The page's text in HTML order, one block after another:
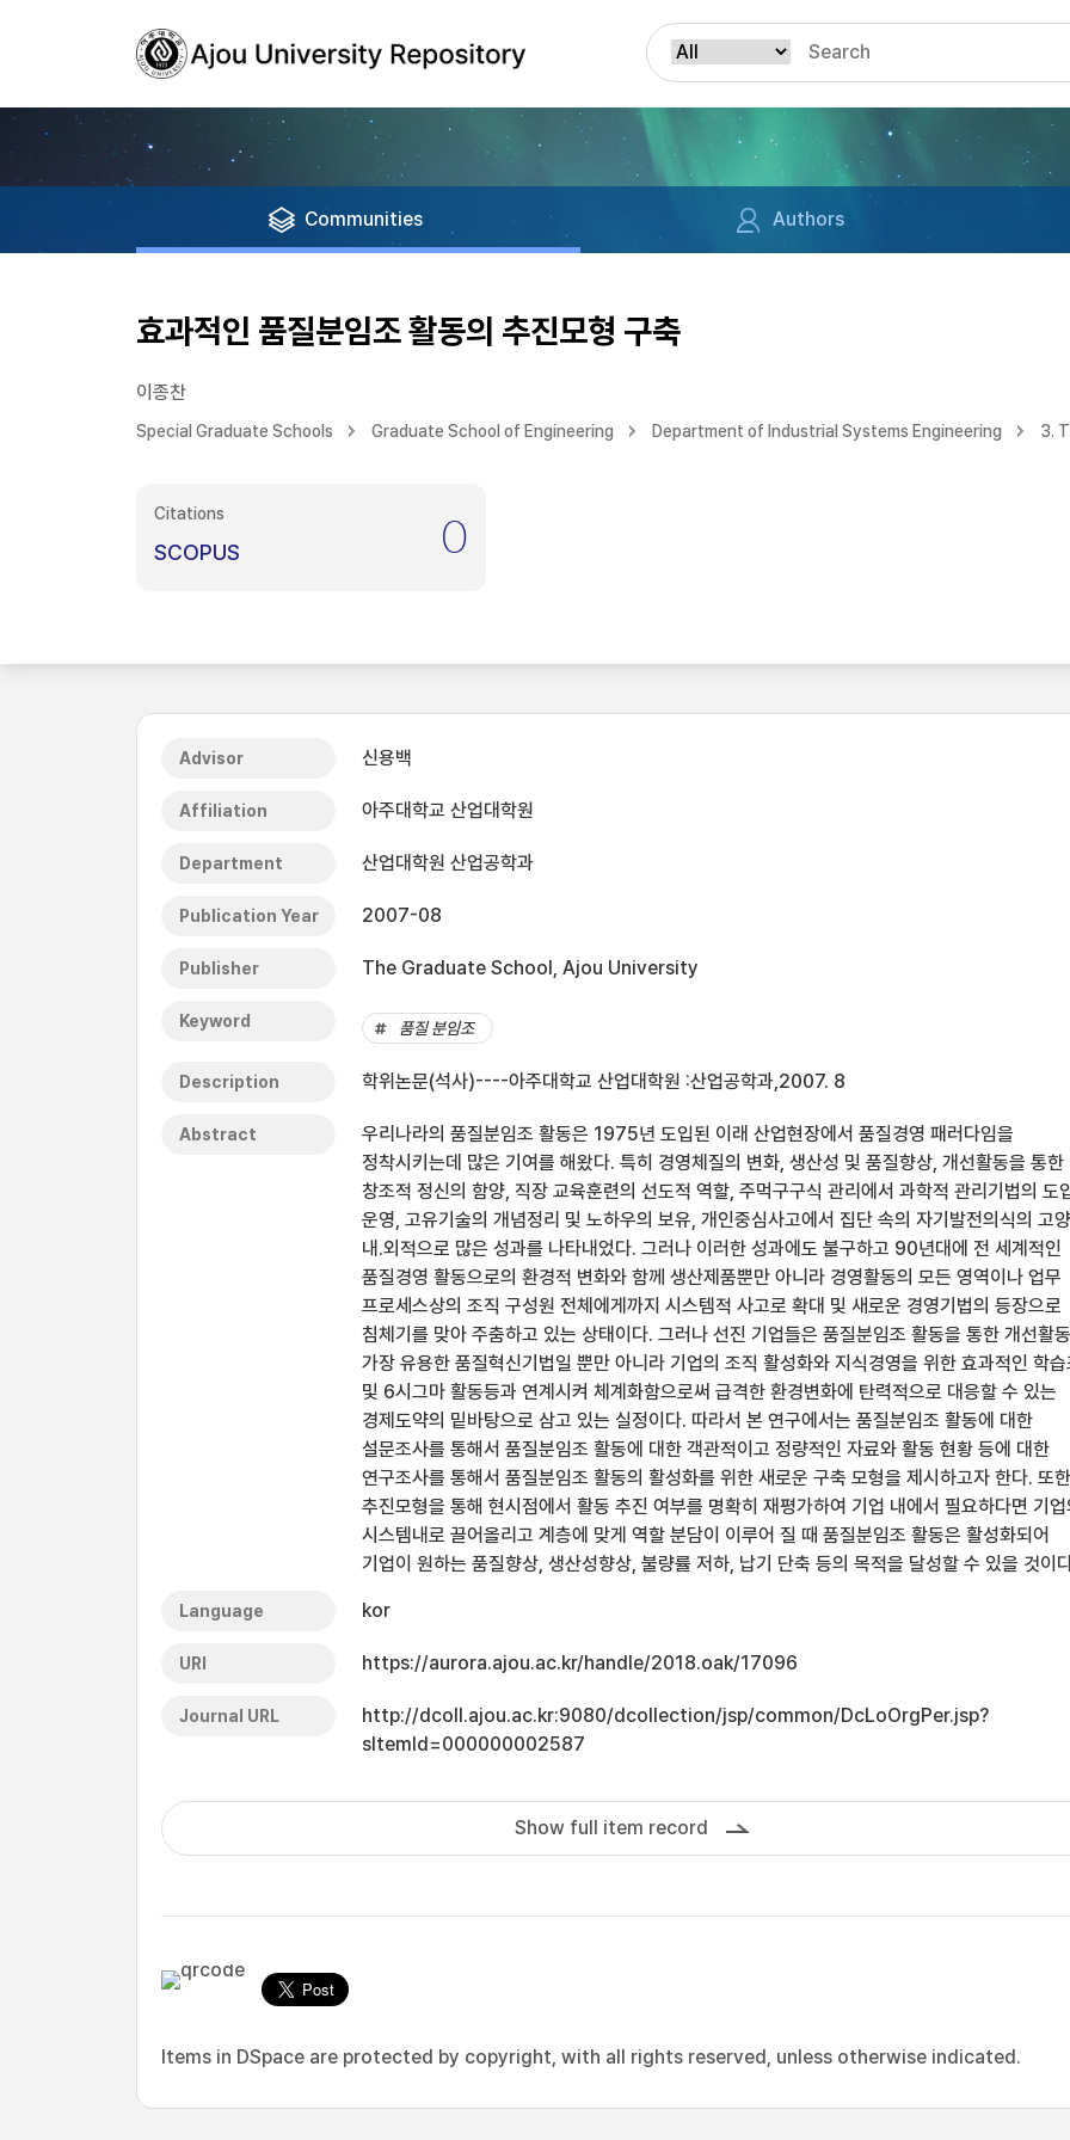
Communities Authors
효과적인 품질분임조 활동의 추진모형 구축
이종찬
Special Graduate Schools Graduate School of Engineering Department of Industrial Systems Engineering 3.
Citations
SCOPUS 0
Advisor 신용백
Affiliation 아주대학교 산업대학원
Department 산업대학원 산업공학과
Publication Year 2007-08
Publisher The Graduate School, Ajou University
Keyword 품질 분임조
Description 학위논문(석사)----아주대학교 산업대학원 :산업공학과,2007. 8
Abstract
우리나라의 품질분임조 활동은 1975년 도입된 이래 산업현장에서 품질경영 패러다임을
정착시키는데 많은 기여를 해왔다. 특히 경영체질의 변화, 생산성 및 품질향상, 개선활동을 통한
창조적 정신의 함양, 직장 교육훈련의 선도적 역할, 주먹구구식 관리에서 과학적 관리기법의 도
운영, 고유기술의 개념정리 및 노하우의 보유, 개인중심사고에서 집단 속의 자기발전의식의 고
내.외적으로 많은 성과를 나타내었다. 그러나 이러한 성과에도 불구하고 90년대에 전 세계적인
품질경영 활동으로의 환경적 변화와 함께 생산제품뿐만 아니라 경영활동의 모든 영역이나 업무
프로세스상의 조직 구성원 전체에게까지 시스템적 사고로 확대 및 새로운 경영기법의 등장으로
침체기를 맞아 주춤하고 있는 상태이다. 그러나 선진 기업들은 품질분임조 활동을 통한 개선활동
가장 유용한 품질혁신기법일 뿐만 아니라 기업의 조직 활성화와 지식경영을 위한 효과적인 학습
및 6시그마 활동등과 연계시켜 체계화함으로써 급격한 환경변화에 탄력적으로 대응할 수 있는
경제도약의 밑바탕으로 삼고 있는 실정이다. 따라서 본 연구에서는 품질분임조 활동에 대한
설문조사를 통해서 품질분임조 활동에 대한 객관적이고 정량적인 자료와 활동 현황 등에 대한
연구조사를 통해서 품질분임조 활동의 활성화를 위한 새로운 구축 모형을 제시하고자 한다. 또한
추진모형을 통해 현시점에서 활동 추진 여부를 명확히 재평가하여 기업 내에서 필요하다면 기업
시스템내로 끌어올리고 계층에 맞게 역할 분담이 이루어 질 때 품질분임조 활동은 활성화되어
기업이 원하는 품질향상, 생산성향상, 불량률 저하, 납기 단축 등의 목적을 달성할 수 있을 것이
Language kor
URI https://aurora.ajou.ac.kr/handle/2018.oak/17096
Journal URL
http://dcoll.ajou.ac.kr:9080/dcollection/jsp/common/DcLoOrgPer.jsp?
sItemId=000000002587
Show full item record
Items in DSpace are protected by copyright, with all rights reserved, unless otherwise indicated.